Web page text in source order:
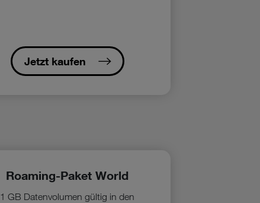
Jetzt kaufen
Roaming-Paket World
1 GB Datenvolumen gültig in den